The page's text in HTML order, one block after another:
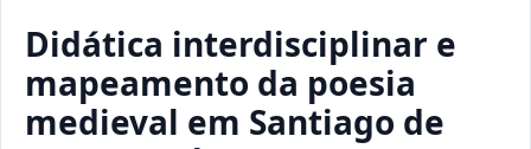
Didática interdisciplinar e
mapeamento da poesia
medieval em Santiago de